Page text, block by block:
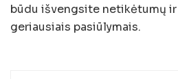
būdu išvengsite netikėtumų
geriausiais pasiūlymais.